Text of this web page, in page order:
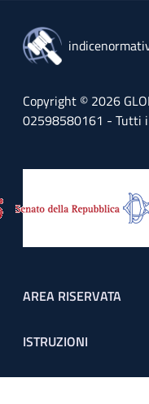
Copyright © 2026
02598580161 - Tutti
Footer menu
AREA RISERVATA
ISTRUZIONI